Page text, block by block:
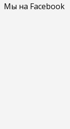
Мы на Facebook